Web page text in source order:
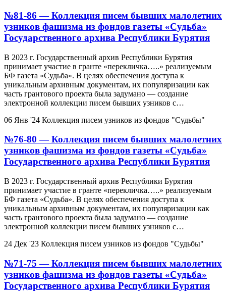
№81-86 — Коллекция писем бывших малолетних
узников фашизма из фондов газеты «Судьба»
Государственного архива Республики Бурятия
В 2023 г. Государственный архив Республики Бурятия
принимает участие в гранте «перекличка…..» реализуемым
БФ газета «Судьба». В целях обеспечения доступа к
уникальным архивным документам, их популяризации как
часть грантового проекта была задумано — создание
электронной коллекции писем бывших узников с…
06 Янв '24 Коллекция писем узников из фондов "Судьбы"
№76-80 — Коллекция писем бывших малолетних
узников фашизма из фондов газеты «Судьба»
Государственного архива Республики Бурятия
В 2023 г. Государственный архив Республики Бурятия
принимает участие в гранте «перекличка…..» реализуемым
БФ газета «Судьба». В целях обеспечения доступа к
уникальным архивным документам, их популяризации как
часть грантового проекта была задумано — создание
электронной коллекции писем бывших узников с…
24 Дек '23 Коллекция писем узников из фондов "Судьбы"
№71-75 — Коллекция писем бывших малолетних
узников фашизма из фондов газеты «Судьба»
Государственного архива Республики Бурятия